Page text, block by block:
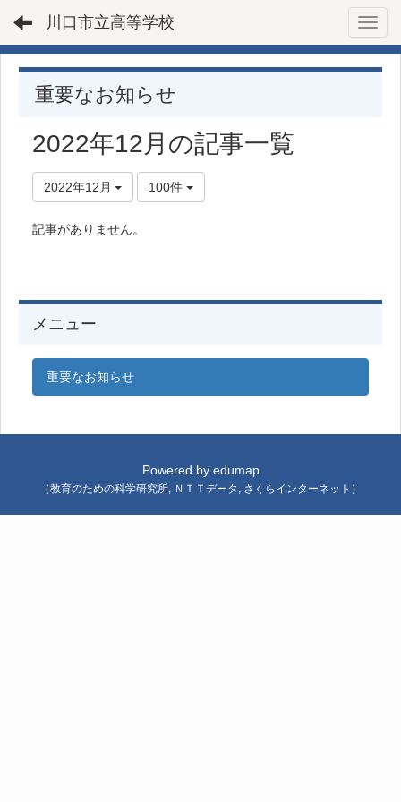
川口市立高等学校
重要なお知らせ
2022年12月の記事一覧
2022年12月 100件
記事がありません。
メニュー
重要なお知らせ
Powered by edumap
（教育のための科学研究所, ＮＴＴデータ , さくらインターネット ）